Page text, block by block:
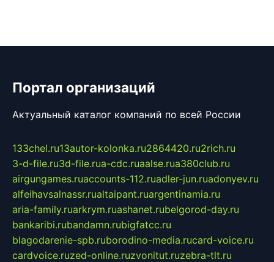
Портал организаций
Актуальный каталог компаний по всей России
133chel.ru13autor-kolonka.ru2864420.ru2rich.ru
3-d-file.ru3d-file.rua-cdc.ruaalse.rua380club.ru
airgungames.ruaccounts-112.ruadler-jun.ruadonyev.ru
alfeihavsalnassr.rualtaipant.ruargentinamia.ru
aria-family.ruarkrym.ruashanet.rubelgorod-day.ru
bankaribi.rubandamn.rubigfatcc.ru
blagodarenie-spb.ruborodino-media.rucard-voice.ru
cardvoice.ruzed-online.ruzvonitut.ruzebra-tlt.ru